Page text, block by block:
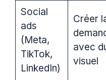
Social
ads
(Meta,
TikTok,
LinkedIn)
Créer
avec
visuel